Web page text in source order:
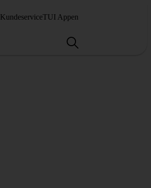
KundeserviceTUI Appen